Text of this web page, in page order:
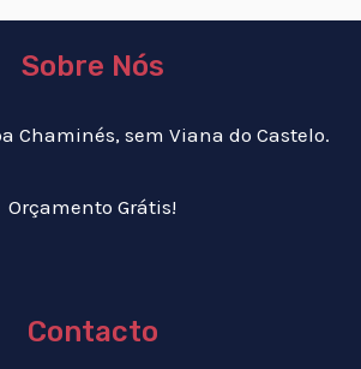
Sobre Nós
Chaminés, sem Viana do Castelo.
Orçamento Grátis!
Contacto